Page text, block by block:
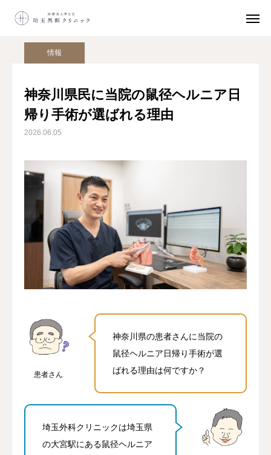
院長コラム 神奈川県民に当院の鼠径ヘルニア日帰り手術が選ばれる理由
情報
神奈川県民に当院の鼠径ヘルニア日
帰り手術が選ばれる理由
2026.06.05
患者さん
神奈川県の患者さんに当院の
鼠径ヘルニア日帰り手術が選
ばれる理由は何ですか？
埼玉外科クリニックは埼玉県
の大宮駅にある鼠径ヘルニア
鼠径ヘルニア
鼠径ヘルニアとは
日帰り手術
選ばれる理由
初診の方へ
当院について
ネット予約